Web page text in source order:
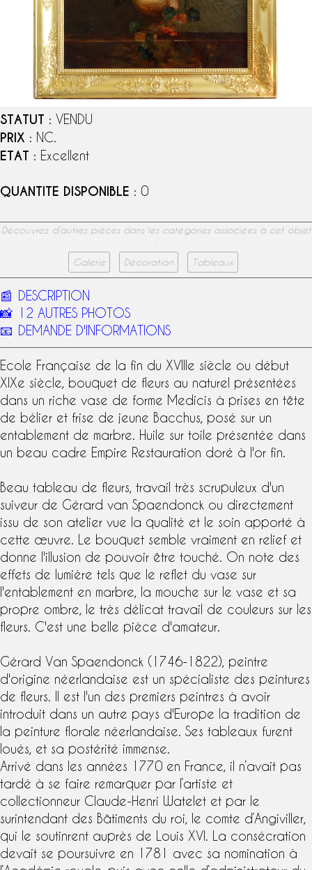
STATUT : VENDU
PRIX : NC.
ETAT : Excellent
QUANTITE DISPONIBLE : 0
Découvrez d’autres pièces dans les catégories associées à cet objet
:
Galerie
Décoration Tableaux
📰 DESCRIPTION
📸 12 AUTRES PHOTOS
📧 DEMANDE D'INFORMATIONS
Ecole Française de la fin du XVIIIe siècle ou début
XIXe siècle , bouquet de fleurs au naturel présentées
dans un riche vase de forme Medicis à prises en tête
de bélier et frise de jeune Bacchus, posé sur un
entablement de marbre. Huile sur toile présentée dans
un beau cadre Empire Restauration doré à l'or fin.
Beau tableau de fleurs, travail très scrupuleux d'un
suiveur de Gérard van Spaendonck ou directement
issu de son atelier vue la qualité et le soin apporté à
cette œuvre. Le bouquet semble vraiment en relief et
donne l'illusion de pouvoir être touché. On note des
effets de lumière tels que le reflet du vase sur
l'entablement en marbre, la mouche sur le vase et sa
propre ombre, le très délicat travail de couleurs sur les
fleurs. C'est une belle pièce d'amateur.
Gérard Van Spaendonck (1746-1822), peintre
d'origine néerlandaise est un spécialiste des peintures
de fleurs. Il est l'un des premiers peintres à avoir
introduit dans un autre pays d'Europe la tradition de
la peinture florale néerlandaise. Ses tableaux furent
loués, et sa postérité immense.
Arrivé dans les années 1770 en France, il n’avait pas
tardé à se faire remarquer par l’artiste et
collectionneur Claude-Henri Watelet et par le
surintendant des Bâtiments du roi, le comte d’Angiviller,
qui le soutinrent auprès de Louis XVI. La consécration
devait se poursuivre en 1781 avec sa nomination à